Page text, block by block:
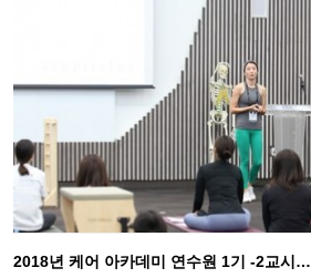
2018년 케어 아카데미 연수원 1기 -2교시…